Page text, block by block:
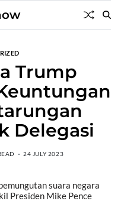
Trump
Delegasi
24 JULY 2023
suara negara
Presiden Mike Pence